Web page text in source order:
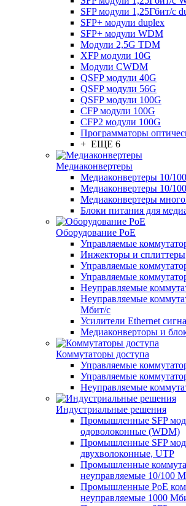
SFP модули 1,25Гбит/с
SFP+ модули duplex
SFP+ модули WDM
Модули 2,5G TDM
XFP модули 10G
Модули CWDM
QSFP модули 40G
QSFP модули 56G
QSFP модули 100G
CFP модули 100G
CFP2 модули 100G
Программаторы
+ ЕЩЕ 6
Медиаконвертеры
Медиаконвертеры 10/
Медиаконвертеры 10/
Медиаконвертеры
Блоки питания для
Оборудование PoE
Управляемые
Инжекторы и сплиттеры
Управляемые
Управляемые
Неуправляемые
Неуправляемые
Мбит/с
Усилители Ethernet
Медиаконверторы и
Коммутаторы доступа
Управляемые
Управляемые
Неуправляемые
Индустриальные решения
Промышленные SFP
одоволоконные (WDM)
Промышленные SFP
двухволоконные, UTP
Промышленные
неуправляемые 10/100
Промышленные PoE
неуправляемые 1000